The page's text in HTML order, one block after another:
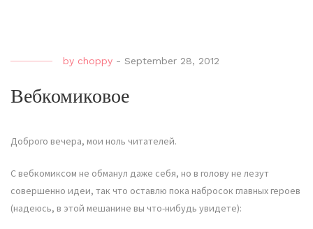
by choppy - September 28, 2012
Вебкомиковое
Доброго вечера, мои ноль читателей.
С вебкомиксом не обманул даже себя, но в голову не лезут
совершенно идеи, так что оставлю пока набросок главных героев
(надеюсь, в этой мешанине вы что-нибудь увидете):